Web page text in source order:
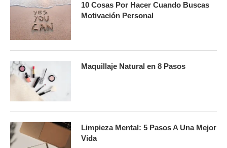
10 Cosas Por Hacer Cuando Buscas
Motivación Personal
Maquillaje Natural en 8 Pasos
Limpieza Mental: 5 Pasos A Una Mejor
Vida